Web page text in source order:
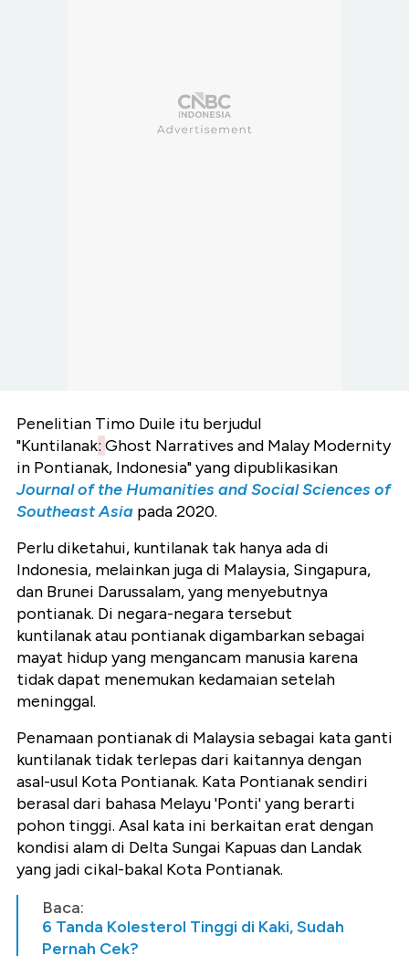
Penelitian Timo Duile itu berjudul
"Kuntilanak: Ghost Narratives and Malay Modernity
in Pontianak, Indonesia" yang dipublikasikan
Journal of the Humanities and Social Sciences of
Southeast Asia pada 2020.
Perlu diketahui, kuntilanak tak hanya ada di
Indonesia, melainkan juga di Malaysia, Singapura,
dan Brunei Darussalam, yang menyebutnya
pontianak. Di negara-negara tersebut
kuntilanak atau pontianak digambarkan sebagai
mayat hidup yang mengancam manusia karena
tidak dapat menemukan kedamaian setelah
meninggal.
Penamaan pontianak di Malaysia sebagai kata ganti
kuntilanak tidak terlepas dari kaitannya dengan
asal-usul Kota Pontianak. Kata Pontianak sendiri
berasal dari bahasa Melayu 'Ponti' yang berarti
pohon tinggi. Asal kata ini berkaitan erat dengan
kondisi alam di Delta Sungai Kapuas dan Landak
yang jadi cikal-bakal Kota Pontianak.
Baca:
6 Tanda Kolesterol Tinggi di Kaki, Sudah
Pernah Cek?